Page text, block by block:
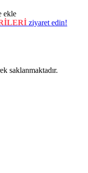
ekle
ziyaret edin!
saklanmaktadır.